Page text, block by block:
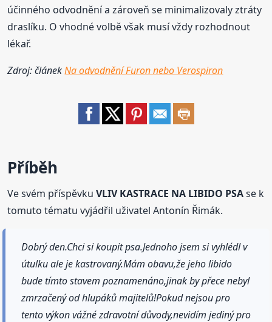
účinného odvodnění a zároveň se minimalizovaly ztráty
draslíku. O vhodné volbě však musí vždy rozhodnout
lékař.
Zdroj: článekNa odvodnění Furon nebo Verospiron
Příběh
Ve svém příspěvkuVLIV KASTRACE NA LIBIDO PSAse k
tomuto tématu vyjádřil uživatel Antonín Řimák.
Dobrý den.Chci si koupit psa.Jednoho jsem si vyhlédl v
útulku ale je kastrovaný.Mám obavu,že jeho libido
bude tímto stavem poznamenáno,jinak by přece nebyl
zmrzačený od hlupáků majitelů!Pokud nejsou pro
tento výkon vážné zdravotní důvody,nevidím jediný pro